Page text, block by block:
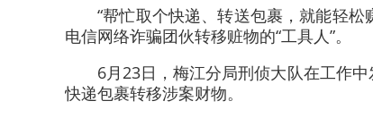
“帮忙取个快递、转送包裹，就能轻松
电信网络诈骗团伙转移赃物的“工具人”。
6月23日，梅江分局刑侦大队在工作
快递包裹转移涉案财物。